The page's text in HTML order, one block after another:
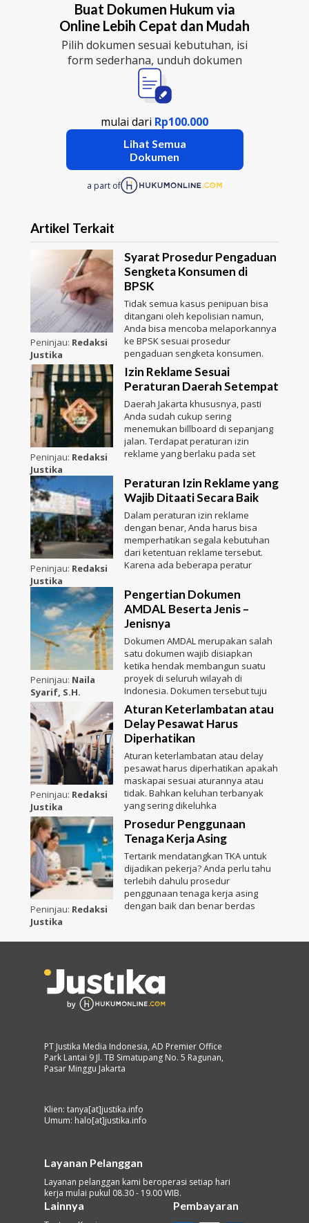
Buat Dokumen Hukum via
Online Lebih Cepat dan Mudah
Pilih dokumen sesuai kebutuhan, isi
form sederhana, unduh dokumen
mulai dari Rp100.000
Lihat Semua
Dokumen
a part of
Artikel Terkait
Peninjau: Redaksi
Justika
Syarat Prosedur Pengaduan
Sengketa Konsumen di
BPSK
Tidak semua kasus penipuan bisa
ditangani oleh kepolisian namun,
Anda bisa mencoba melaporkannya
ke BPSK sesuai prosedur
pengaduan sengketa konsumen.
Peninjau: Redaksi
Justika
Izin Reklame Sesuai
Peraturan Daerah Setempat
Daerah Jakarta khususnya, pasti
Anda sudah cukup sering
menemukan billboard di sepanjang
jalan. Terdapat peraturan izin
reklame yang berlaku pada set
Peninjau: Redaksi
Justika
Peraturan Izin Reklame yang
Wajib Ditaati Secara Baik
Dalam peraturan izin reklame
dengan benar, Anda harus bisa
memperhatikan segala kebutuhan
dari ketentuan reklame tersebut.
Karena ada beberapa peratur
Peninjau: Naila
Syarif, S.H.
Pengertian Dokumen
AMDAL Beserta Jenis –
Jenisnya
Dokumen AMDAL merupakan salah
satu dokumen wajib disiapkan
ketika hendak membangun suatu
proyek di seluruh wilayah di
Indonesia. Dokumen tersebut tuju
Peninjau: Redaksi
Justika
Aturan Keterlambatan atau
Delay Pesawat Harus
Diperhatikan
Aturan keterlambatan atau delay
pesawat harus diperhatikan apakah
maskapai sesuai aturannya atau
tidak. Bahkan keluhan terbanyak
yang sering dikeluhka
Peninjau: Redaksi
Justika
Prosedur Penggunaan
Tenaga Kerja Asing
Tertarik mendatangkan TKA untuk
dijadikan pekerja? Anda perlu tahu
terlebih dahulu prosedur
penggunaan tenaga kerja asing
dengan baik dan benar berdas
PT Justika Media Indonesia, AD Premier Office
Park Lantai 9 Jl. TB Simatupang No. 5 Ragunan,
Pasar Minggu Jakarta
Klien: tanya[at]justika.info
Umum: halo[at]justika.info
Layanan Pelanggan
Layanan pelanggan kami beroperasi setiap hari
kerja mulai pukul 08.30 - 19.00 WIB.
Lainnya Pembayaran